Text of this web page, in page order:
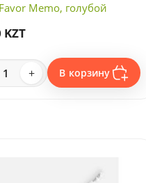
Memo, голубой
KZT
+ В корзину